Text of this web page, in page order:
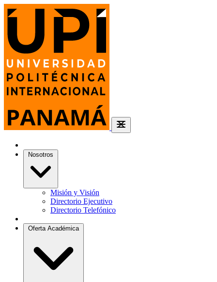
Nosotros
Misión y Visión
Directorio Ejecutivo
Directorio Telefónico
Oferta Académica